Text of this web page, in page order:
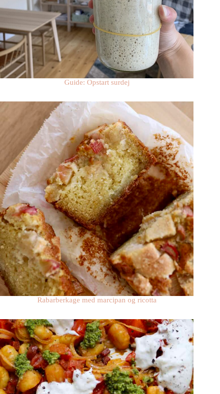
Guide: Opstart surdej
Rabarberkage med marcipan og ricotta